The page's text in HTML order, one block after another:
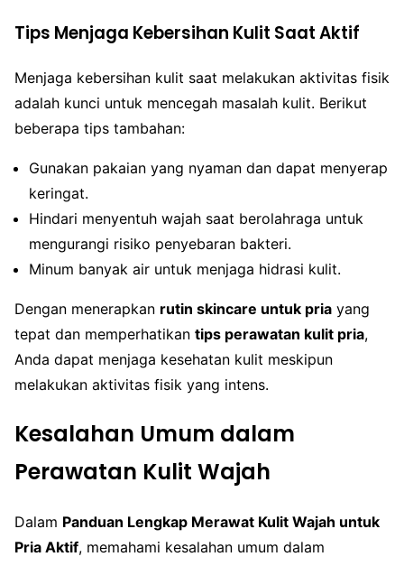
Tips Menjaga Kebersihan Kulit Saat Aktif
Menjaga kebersihan kulit saat melakukan aktivitas fisik
adalah kunci untuk mencegah masalah kulit. Berikut
beberapa tips tambahan:
Gunakan pakaian yang nyaman dan dapat menyerap
keringat.
Hindari menyentuh wajah saat berolahraga untuk
mengurangi risiko penyebaran bakteri.
Minum banyak air untuk menjaga hidrasi kulit.
Dengan menerapkan rutin skincare untuk pria yang
tepat dan memperhatikan tips perawatan kulit pria,
Anda dapat menjaga kesehatan kulit meskipun
melakukan aktivitas fisik yang intens.
Kesalahan Umum dalam
Perawatan Kulit Wajah
Dalam Panduan Lengkap Merawat Kulit Wajah untuk
Pria Aktif, memahami kesalahan umum dalam